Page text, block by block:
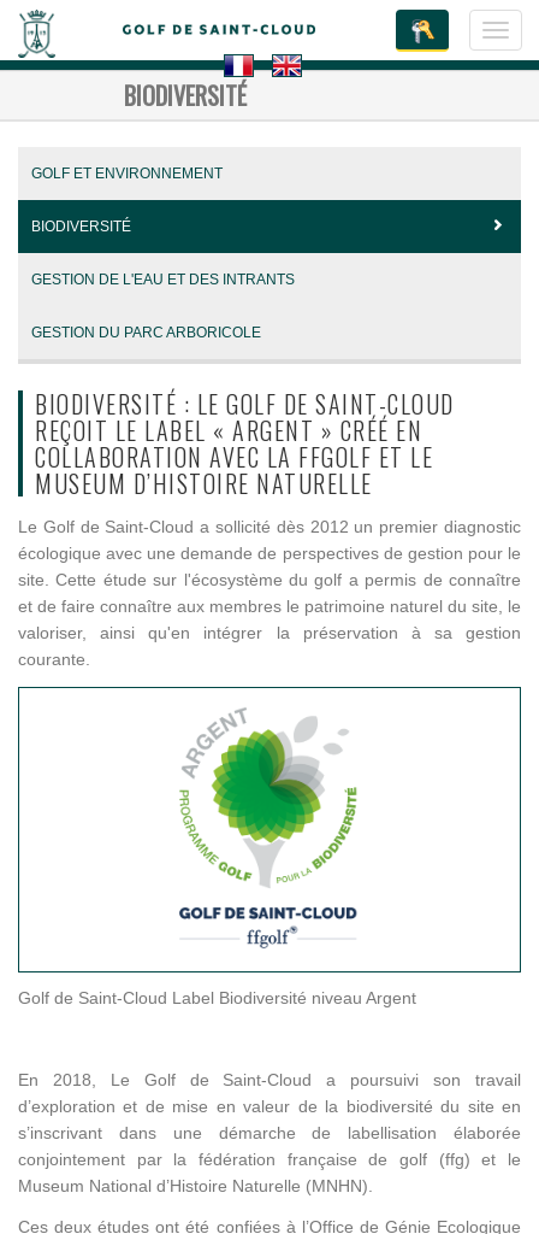
BIODIVERSITÉ
GOLF ET ENVIRONNEMENT
BIODIVERSITÉ
GESTION DE L'EAU ET DES INTRANTS
GESTION DU PARC ARBORICOLE
BIODIVERSITÉ : LE GOLF DE SAINT-CLOUD
REÇOIT LE LABEL « ARGENT » CRÉÉ EN
COLLABORATION AVEC LA FFGOLF ET LE
MUSEUM D’HISTOIRE NATURELLE
Le Golf de Saint-Cloud a sollicité dès 2012 un premier diagnostic
écologique avec une demande de perspectives de gestion pour le
site. Cette étude sur l'écosystème du golf a permis de connaître
et de faire connaître aux membres le patrimoine naturel du site, le
valoriser, ainsi qu'en intégrer la préservation à sa gestion
courante.
Golf de Saint-Cloud Label Biodiversité niveau Argent
En 2018, Le Golf de Saint-Cloud a poursuivi son travail
d’exploration et de mise en valeur de la biodiversité du site en
s’inscrivant dans une démarche de labellisation élaborée
conjointement par la fédération française de golf (ffg) et le
Museum National d’Histoire Naturelle (MNHN).
Ces deux études ont été confiées à l’Office de Génie Ecologique